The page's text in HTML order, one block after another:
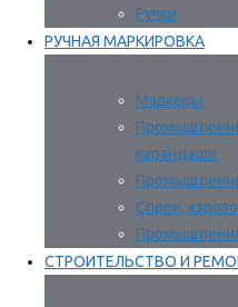
Ручки
РУЧНАЯ МАРКИРОВКА
Маркеры
карандаши
Спреи,
СТРОИТЕЛЬСТВО И